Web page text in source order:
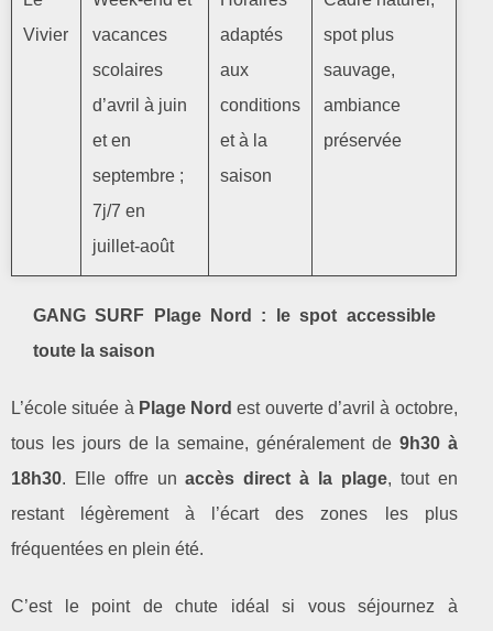
Vivier
vacances
scolaires
d’avril à juin
et en
septembre ;
7j/7 en
juillet‑août
adaptés
aux
conditions
et à la
saison
spot plus
sauvage,
ambiance
préservée
GANG SURF Plage Nord : le spot accessible
toute la saison
L’école située à Plage Nord est ouverte d’avril à octobre,
tous les jours de la semaine, généralement de 9h30 à
18h30. Elle offre unaccès direct à la plage, tout en
restant légèrement à l’écart des zones les plus
fréquentées en plein été.
C’est le point de chute idéal si vous séjournez à